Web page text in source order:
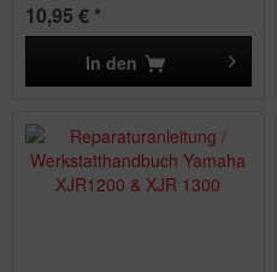
10,95 € *
In den